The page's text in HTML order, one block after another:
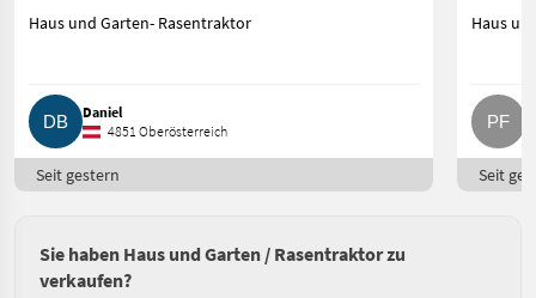
Haus und Garten- Rasentraktor
Daniel
4851 Oberösterreich
Seit gestern
Haus
Seit
Sie haben Haus und Garten / Rasentraktor zu
verkaufen?